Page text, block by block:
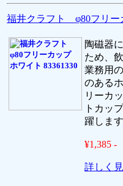
福井クラフト φ80フリー
陶磁器
ため、
業務用
のある
リーカ
トカッ
躍します
¥1,385 -
詳しく